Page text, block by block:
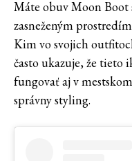
Máte obuv Moon Boot
zasneženým
Kim vo svojich
často ukazuje, že tieto
fungovať aj v
správny styling.